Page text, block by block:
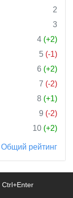
2
3
4 (+2)
5 (-1)
6 (+2)
7 (-2)
8 (+1)
9 (-2)
10 (+2)
Общий рейтинг
Ctrl+Enter